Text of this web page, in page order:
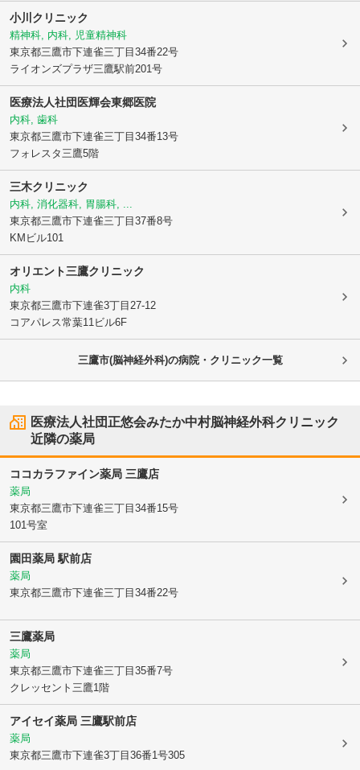
小川クリニック
精神科, 内科, 児童精神科
東京都三鷹市下連雀三丁目34番22号
ライオンズプラザ三鷹駅前201号
医療法人社団医輝会東郷医院
内科, 歯科
東京都三鷹市下連雀三丁目34番13号
フォレスタ三鷹5階
三木クリニック
内科, 消化器科, 胃腸科, ...
東京都三鷹市下連雀三丁目37番8号
KMビル101
オリエント三鷹クリニック
内科
東京都三鷹市下連雀3丁目27-12
コアパレス常葉11ビル6F
三鷹市(脳神経外科)の病院・クリニック一覧
医療法人社団正悠会みたか中村脳神経外科クリニック
近隣の薬局
ココカラファイン薬局 三鷹店
薬局
東京都三鷹市下連雀三丁目34番15号
101号室
園田薬局 駅前店
薬局
東京都三鷹市下連雀三丁目34番22号
三鷹薬局
薬局
東京都三鷹市下連雀三丁目35番7号
クレッセント三鷹1階
アイセイ薬局 三鷹駅前店
薬局
東京都三鷹市下連雀3丁目36番1号305